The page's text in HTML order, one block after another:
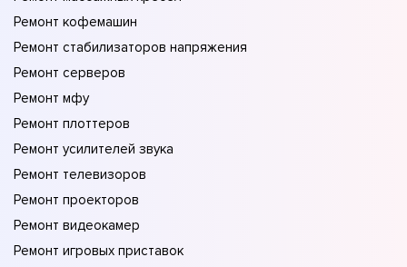
Ремонт кофемашин
Ремонт стабилизаторов напряжения
Ремонт серверов
Ремонт мфу
Ремонт плоттеров
Ремонт усилителей звука
Ремонт телевизоров
Ремонт проекторов
Ремонт видеокамер
Ремонт игровых приставок